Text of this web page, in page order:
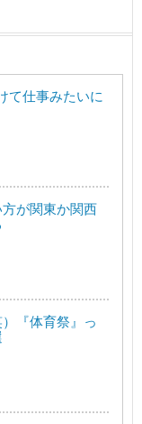
て仕事みたいに
方が関東か関西
『体育祭』っ